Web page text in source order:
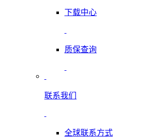
下载中心
质保查询
联系我们
全球联系方式